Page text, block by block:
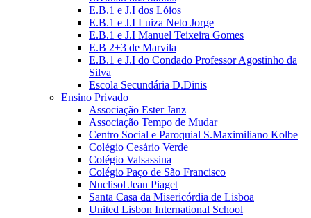
E.B.1 e J.I dos Lóios
E.B.1 e J.I Luiza Neto Jorge
E.B.1 e J.I Manuel Teixeira Gomes
E.B 2+3 de Marvila
E.B.1 e J.I do Condado Professor Agostinho da
Silva
Escola Secundária D.Dinis
Ensino Privado
Associação Ester Janz
Associação Tempo de Mudar
Centro Social e Paroquial S.Maximiliano Kolbe
Colégio Cesário Verde
Colégio Valsassina
Colégio Paço de São Francisco
Nuclisol Jean Piaget
Santa Casa da Misericórdia de Lisboa
United Lisbon International School